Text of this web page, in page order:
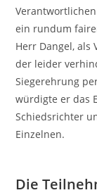
ein rundum
Herr Dangel, als
der leider
Siegerehrung
würdigte er das
Schiedsrichter
Einzelnen.
Die